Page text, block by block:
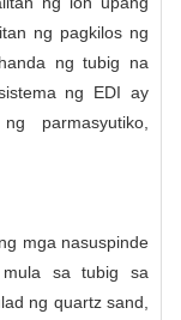
ng pagkilos ng
ng tubig na
ng EDI ay
parmasyutiko,
mga nasuspinde
sa tubig sa
ng quartz sand,